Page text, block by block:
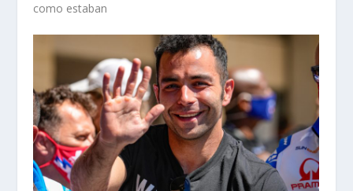
como estaban